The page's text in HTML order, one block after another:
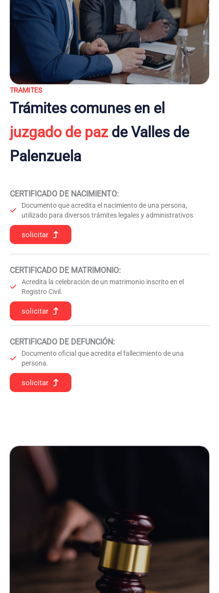
TRAMITES
Trámites comunes en el
juzgado de pazde Valles de
Palenzuela
CERTIFICADO DE NACIMIENTO:
Documento que acredita el nacimiento de una persona,
utilizado para diversos trámites legales y administrativos.
solicitar
CERTIFICADO DE MATRIMONIO:
Acredita la celebración de un matrimonio inscrito en el
Registro Civil.
solicitar
CERTIFICADO DE DEFUNCIÓN:
Documento oficial que acredita el fallecimiento de una
persona.
solicitar